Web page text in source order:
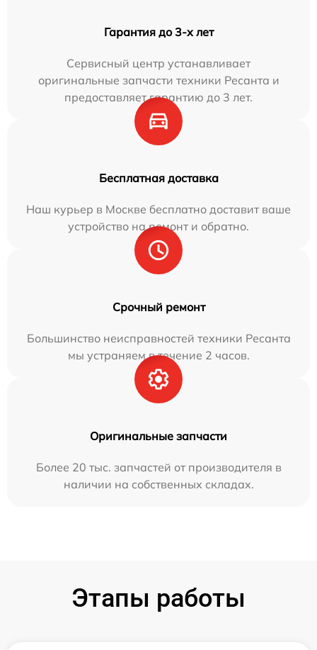
Гарантия до 3-х лет
Сервисный центр устанавливает
оригинальные запчасти техники Ресанта и
предоставляет гарантию до 3 лет.
Бесплатная доставка
Наш курьер в Москве бесплатно доставит ваше
устройство на ремонт и обратно.
Срочный ремонт
Большинство неисправностей техники Ресанта
мы устраняем в течение 2 часов.
Оригинальные запчасти
Более 20 тыс. запчастей от производителя в
наличии на собственных складах.
Этапы работы